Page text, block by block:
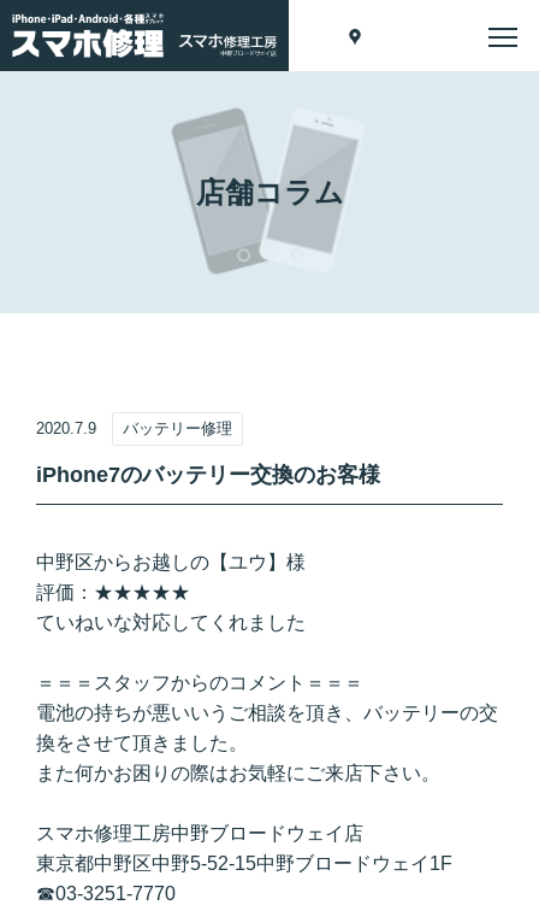
店舗コラム
2020.7.9 バッテリー修理
iPhone7のバッテリー交換のお客様
中野区からお越しの【ユウ】様
評価：★★★★★
ていねいな対応してくれました
＝＝＝スタッフからのコメント＝＝＝
電池の持ちが悪いいうご相談を頂き、バッテリーの交
換をさせて頂きました。
また何かお困りの際はお気軽にご来店下さい。
スマホ修理工房中野ブロードウェイ店
東京都中野区中野5-52-15中野ブロードウェイ1F
☎03-3251-7770